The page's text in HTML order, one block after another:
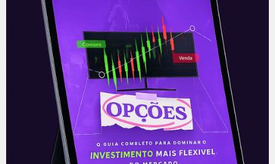
com uma evolução desigual no
comportamento das ações, na avaliação
por empresas e setores, no geral, tem
alcançado momentos de boa performance,
por reflexo de alguns fatores que
preocupam em outro sentido, como da
inflação. A alta das commodities, de